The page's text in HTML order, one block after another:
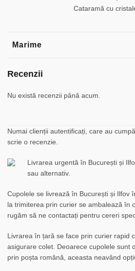
Cataramă cu
Marime
Recenzii
Nu există recenzii până acum.
Numai clienții autentificați, care au
scrie o recenzie.
Livrarea urgentă în București și
sau alternativ.
Cupolele se livrează în București și Ilfov
la trimiterea prin curier se ambalează în
rugăm să ne contactați pentru cereri
Livrarea în țară se face prin curier rapid
asigurare colet. Deoarece cupolele sunt
prin poșta română, aceasta neavând